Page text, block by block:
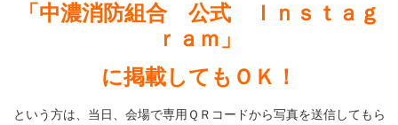
「中濃消防組合 公式 Ｉｎｓｔａｇ
ｒａｍ」
に掲載してもＯＫ！
という方は、当日、会場で専用ＱＲコードから写真を送信してもら